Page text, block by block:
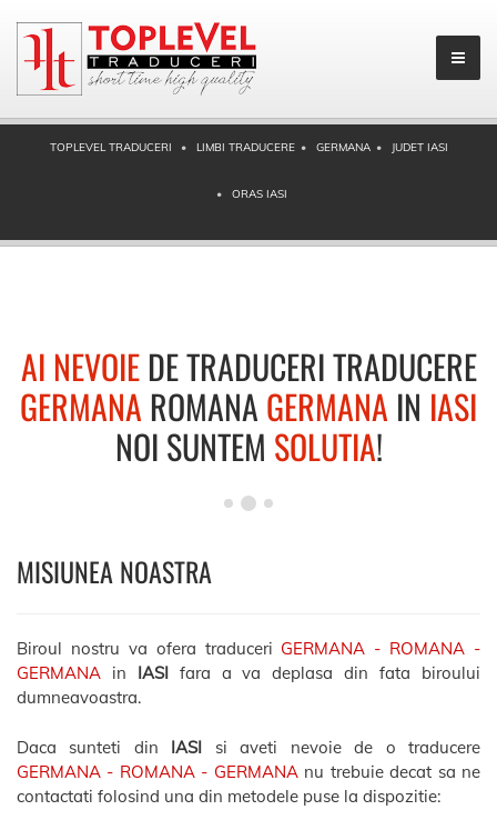
TOPLEVEL TRADUCERI LIMBI TRADUCERE GERMANA JUDET IASI
ORAS IASI
AI NEVOIEDE TRADUCERI TRADUCERE
GERMANA ROMANA GERMANA IN IASI
NOI SUNTEM SOLUTIA!
MISIUNEA NOASTRA
Biroul nostru va ofera traduceri GERMANA - ROMANA -
GERMANA in IASIfara a va deplasa din fata biroului
dumneavoastra.
Daca sunteti din IASI si aveti nevoie de o traducere
GERMANA - ROMANA - GERMANAnu trebuie decat sa ne
contactati folosind una din metodele puse la dispozitie: